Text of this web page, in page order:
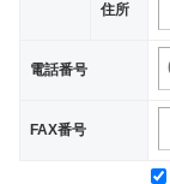
住所
電話番号
FAX番号